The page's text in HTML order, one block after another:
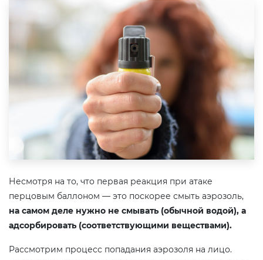
Несмотря на то, что первая реакция при атаке
перцовым баллоном — это поскорее смыть аэрозоль,
на самом деле нужно не смывать (обычной водой), а
адсорбировать (соответствующими веществами).
Рассмотрим процесс попадания аэрозоля на лицо.